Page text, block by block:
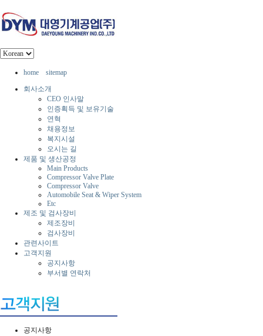
home
sitemap
회사소개
CEO 인사말
인증획득 및 보유기술
연혁
채용정보
복지시설
오시는 길
제품 및 생산공정
Main Products
Compressor Valve Plate
Compressor Valve
Automobile Seat & Wiper System
Etc
제조 및 검사장비
제조장비
검사장비
관련사이트
고객지원
공지사항
부서별 연락처
공지사항